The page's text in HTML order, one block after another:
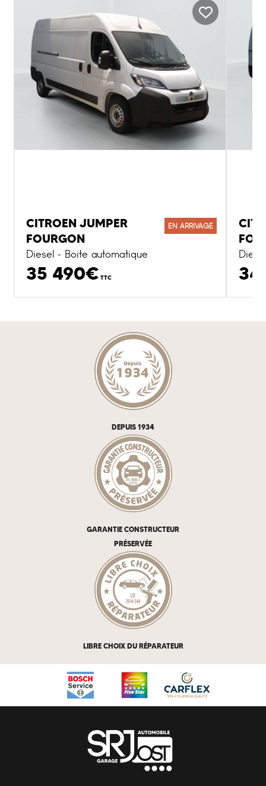
CITROEN JUMPER
FOURGON
EN ARRIVAGE
Diesel - Boite automatique
35 490€ TTC 34
DEPUIS 1934
GARANTIE CONSTRUCTEUR
PRÉSERVÉE
LIBRE CHOIX DU RÉPARATEUR